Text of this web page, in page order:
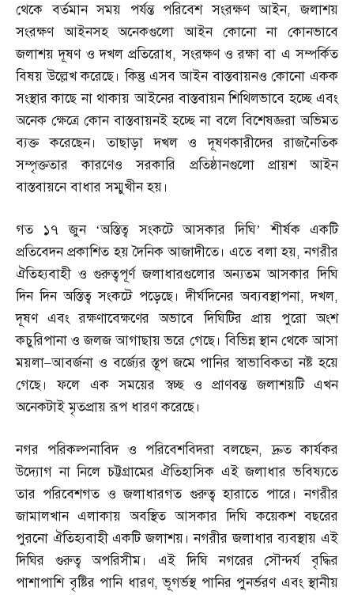
থেকে বর্তমান সময় পর্যন্ত পরিবেশ সংরক্ষণ আইন,জলাশয়
সংরক্ষণ আইনসহ অনেকগুলো আইন কোনো না কোনভাবে
জলাশয় দূষণ ও দখল প্রতিরোধ,সংরক্ষণ ও রক্ষা বা এ সম্পর্কিত
বিষয় উল্লেখ করেছে। কিন্তু এসব আইন বাস্তবায়নও কোনো একক
সংস্থার কাছে না থাকায় আইনের বাস্তবায়ন শিথিলভাবে হচ্ছে এবং
অনেক ক্ষেত্রে কোন বাস্তবায়নই হচ্ছে না বলে বিশেষজ্ঞরা অভিমত
ব্যক্ত করেছেন। তাছাড়া দখল ও দূষণকারীদের রাজনৈতিক
সম্পৃক্ততার কারণেও সরকারি প্রতিষ্ঠানগুলো প্রায়শ আইন
বাস্তবায়নে বাধার সম্মুখীন হয়।
গত ১৭ জুন ‘অস্তিত্ব সংকটে আসকার দিঘি’ শীর্ষক একটি
প্রতিবেদন প্রকাশিত হয় দৈনিক আজাদীতে। এতে বলা হয়,নগরীর
ঐতিহ্যবাহী ও গুরুত্বপূর্ণ জলাধারগুলোর অন্যতম আসকার দিঘি
দিন দিন অস্তিত্ব সংকটে পড়েছে। দীর্ঘদিনের অব্যবস্থাপনা,দখল,
দূষণ এবং রক্ষণাবেক্ষণের অভাবে দিঘিটির প্রায় পুরো অংশ
কচুরিপানা ও জলজ আগাছায় ভরে গেছে। বিভিন্ন স্থান থেকে আসা
ময়লা–আবর্জনা ও বর্জ্যের স্তূপ জমে পানির স্বাভাবিকতা নষ্ট হয়ে
গেছে। ফলে এক সময়ের স্বচ্ছ ও প্রাণবন্ত জলাশয়টি এখন
অনেকটাই মৃতপ্রায় রূপ ধারণ করেছে।
নগর পরিকল্পনাবিদ ও পরিবেশবিদরা বলছেন,দ্রুত কার্যকর
উদ্যোগ না নিলে চট্টগ্রামের ঐতিহাসিক এই জলাধার ভবিষ্যতে
তার পরিবেশগত ও জলাধারগত গুরুত্ব হারাতে পারে। নগরীর
জামালখান এলাকায় অবস্থিত আসকার দিঘি কয়েকশ বছরের
পুরনো ঐতিহ্যবাহী একটি জলাশয়। নগরীর জলাধার ব্যবস্থায় এই
দিঘির গুরুত্ব অপরিসীম। এই দিঘি নগরের সৌন্দর্য বৃদ্ধির
পাশাপাশি বৃষ্টির পানি ধারণ,ভূগর্ভস্থ পানির পুনর্ভরণ এবং স্থানীয়